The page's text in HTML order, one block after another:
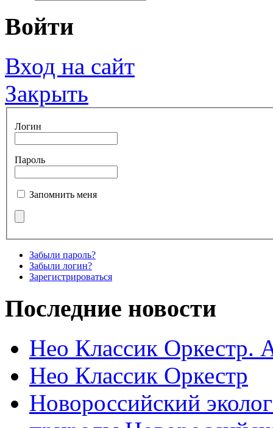
Войти
Вход на сайт
Закрыть
Логин
Пароль
Запомнить меня
Забыли пароль?
Забыли логин?
Зарегистрироваться
Последние новости
Нео Классик Оркестр.
Нео Классик Оркестр
Новороссийский